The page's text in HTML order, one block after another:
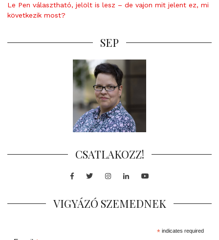
Le Pen választható, jelölt is lesz – de vajon mit jelent ez, mi
következik most?
SEP
CSATLAKOZZ!
Facebook
TwitterInstagram
LinkedInYoutube
VIGYÁZÓ SZEMEDNEK
*indicates required